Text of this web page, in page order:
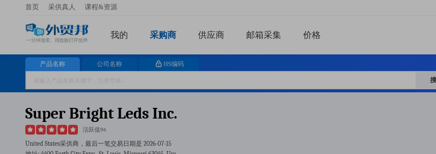
首页 采供真人 课程&资源
我的 采购商 供应商 邮箱采集 价格
产品名称 公司名称 HS编码
Super Bright Leds Inc.
活跃值94
United States采供商，最后一笔交易日期是 2026-07-15